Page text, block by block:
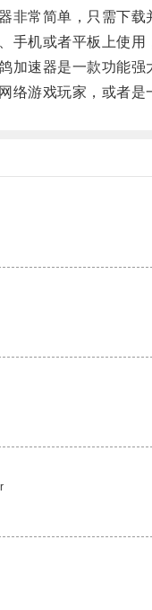
常简单，只需下载
机或者平板上使用
速器是一款功能强
游戏玩家，或者是